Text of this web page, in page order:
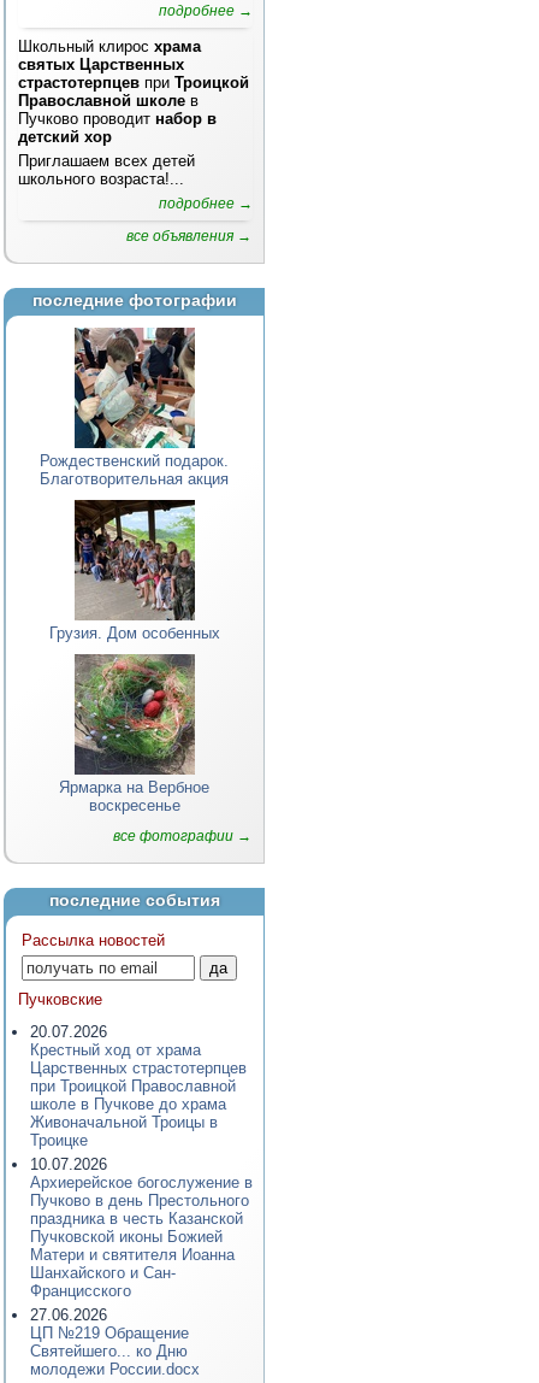
подробнее →
Школьный клирос храма
святых Царственных
страстотерпцев при Троицкой
Православной школе в
Пучково проводит набор в
детский хор
Приглашаем всех детей
школьного возраста!...
подробнее →
все объявления →
последние фотографии
Рождественский подарок.
Благотворительная акция
Грузия. Дом особенных
Ярмарка на Вербное
воскресенье
все фотографии →
последние события
Рассылка новостей
Пучковские
20.07.2026
Крестный ход от храма
Царственных страстотерпцев
при Троицкой Православной
школе в Пучкове до храма
Живоначальной Троицы в
Троицке
10.07.2026
Архиерейское богослужение в
Пучково в день Престольного
праздника в честь Казанской
Пучковской иконы Божией
Матери и святителя Иоанна
Шанхайского и Сан-
Францисского
27.06.2026
ЦП №219 Обращение
Святейшего... ко Дню
молодежи России.docx